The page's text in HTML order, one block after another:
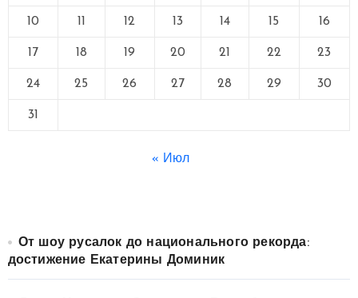
10 11 12 13 14 15 16
17 18 19 20 21 22 23
24 25 26 27 28 29 30
31
« Июл
От шоу русалок до национального рекорда:
достижение Екатерины Доминик